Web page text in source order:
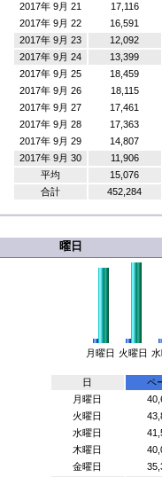
2017年 9月 21
17,116
2017年 9月 22
16,591
2017年 9月 23
12,092
2017年 9月 24
13,399
2017年 9月 25
18,459
2017年 9月 26
18,115
2017年 9月 27
17,461
2017年 9月 28
17,363
2017年 9月 29
14,807
2017年 9月 30
11,906
平均
15,076
合計
452,284
曜日
月曜日 火曜日
日
ペ
月曜日
火曜日
水曜日
木曜日
金曜日